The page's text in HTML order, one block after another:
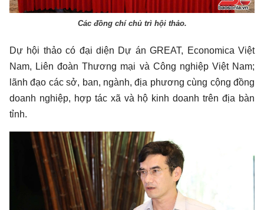
Các đồng chí chủ trì hội thảo.
Dự hội thảo có đại diện Dự án GREAT, Economica Việt
Nam, Liên đoàn Thương mại và Công nghiệp Việt Nam;
lãnh đạo các sở, ban, ngành, địa phương cùng cộng đồng
doanh nghiệp, hợp tác xã và hộ kinh doanh trên địa bàn
tỉnh.